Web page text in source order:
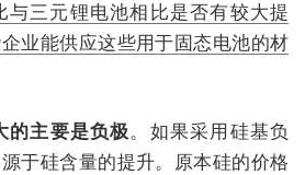
与三元锂电池相比是否有较大提
业能供应这些用于固态电池的材
的主要是负极。如果采用硅基负
于硅含量的提升。原本硅的价格